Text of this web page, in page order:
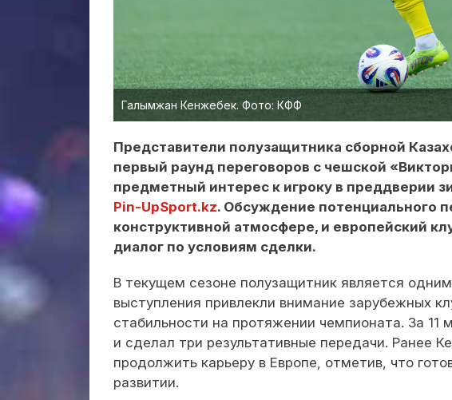
Галымжан Кенжебек. Фото: КФФ
Представители полузащитника сборной
первый раунд переговоров с чешской
предметный интерес к игроку в преддверии
Pin-UpSport.kz. Обсуждение потенциального
конструктивной атмосфере, и европейский
диалог по условиям сделки.
В текущем сезоне полузащитник является
выступления привлекли внимание зарубежных
стабильности на протяжении чемпионата. За 11
и сделал три результативные передачи. Ранее
продолжить карьеру в Европе, отметив, что
развитии.